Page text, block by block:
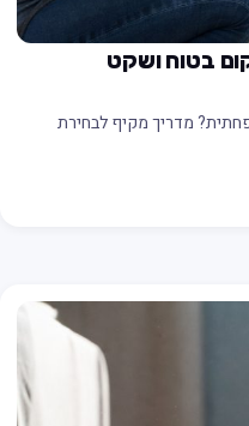
בטוח ושקט
מדריך מקיף לבחירת